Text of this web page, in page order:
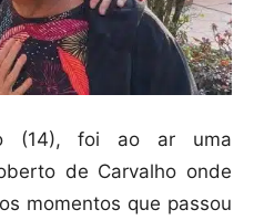
(14), foi ao ar uma
de Carvalho onde
momentos que passou